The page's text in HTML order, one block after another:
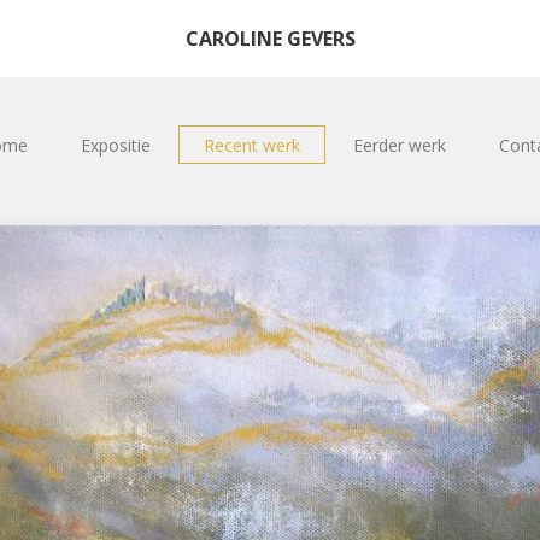
CAROLINE GEVERS
Expositie Recent werk Eerder werk